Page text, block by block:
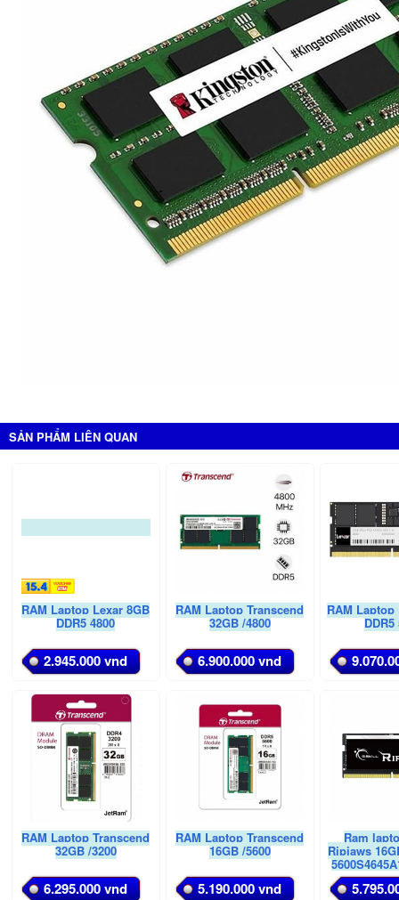
SẢN PHẨM LIÊN QUAN
RAM Laptop Lexar 8GB
DDR5 4800
2.945.000 vnd
RAM Laptop Transcend
32GB /4800
6.900.000 vnd
RAM Laptop
DDR5
RAM Laptop Transcend
32GB /3200
6.295.000 vnd
RAM Laptop Transcend
16GB /5600
5.190.000 vnd
Ram
Ripjaws